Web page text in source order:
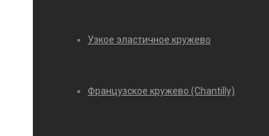
Узкое эластичное кружево
Французское кружево (Chantilly)